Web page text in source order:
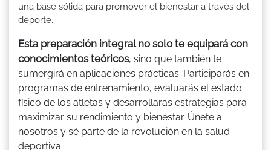
una base sólida para promover el bienestar a través del
deporte.
Esta preparación integral no solo te equipará con
conocimientos teóricos, sino que también te
sumergirá en aplicaciones prácticas. Participarás en
programas de entrenamiento, evaluarás el estado
físico de los atletas y desarrollarás estrategias para
maximizar su rendimiento y bienestar. Únete a
nosotros y sé parte de la revolución en la salud
deportiva.